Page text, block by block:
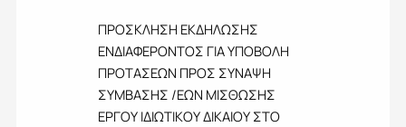
Ψ
Η
Σ
Υ
Β
Σ
Τ
Ω
Ν
Α
Ν
Ι
Α
Φ
Ε
ΠΡΟΣΚΛΗΣΗ ΕΚΔΗΛΩΣΗΣ
ΕΝΔΙΑΦΕΡΟΝΤΟΣ ΓΙΑ ΥΠΟΒΟΛΗ
ΠΡΟΤΑΣΕΩΝ ΠΡΟΣ ΣΥΝΑΨΗ
ΣΥΜΒΑΣΗΣ /ΕΩΝ ΜΙΣΘΩΣΗΣ
ΕΡΓΟΥ ΙΔΙΩΤΙΚΟΥ ΔΙΚΑΙΟΥ ΣΤΟ